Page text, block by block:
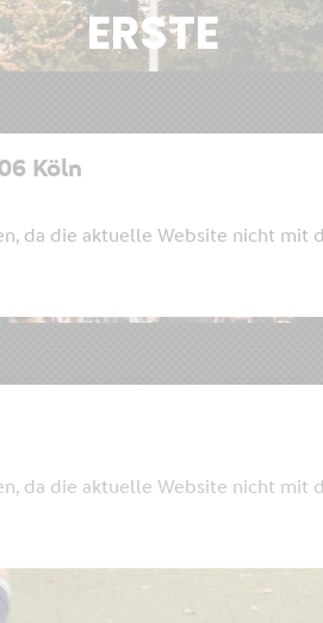
ERSTE